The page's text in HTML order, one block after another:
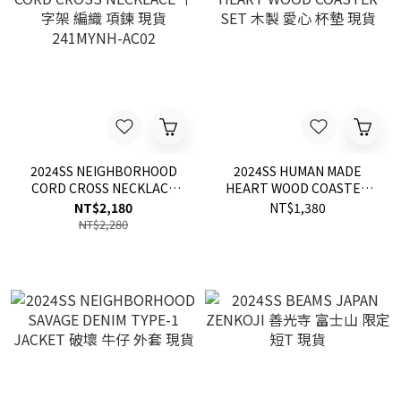
2024SS NEIGHBORHOOD
CORD CROSS NECKLACE
十字架 編織 項鍊 現貨
241MYNH-AC02
NT$2,180
NT$2,280
2024SS HUMAN MADE
HEART WOOD COASTER
SET 木製 愛心 杯墊 現貨
NT$1,380